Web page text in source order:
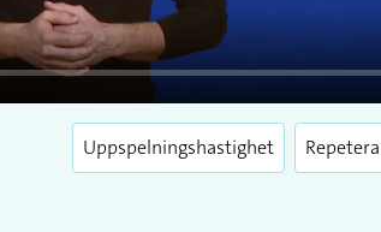
Uppspelningshastighet